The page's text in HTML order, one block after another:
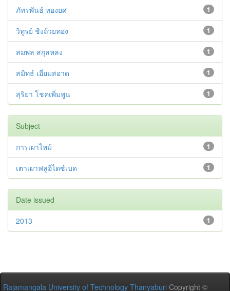
1
ภัทรพันธ์ ทองยศ
1
วิทูรย์ ชิงถ้วยทอง
1
สมพล สกุลหลง
1
สมิทธ์ เอี่ยมสอาด
1
สุริยา โชคเพิ่มพูน
Subject
1
การเผาไหม้
1
เตาเผาฟลูอิไดซ์เบด
Date issued
1
2013
Rajamangala University of Technology Thanyaburi Copyright ©